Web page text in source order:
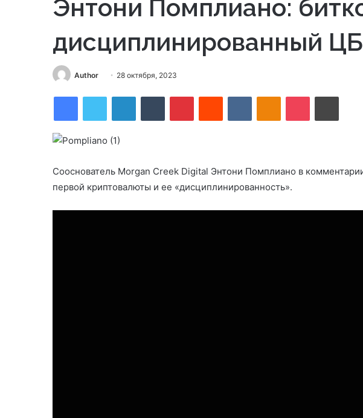
Энтони Помплиано:
дисциплинированный
Author
Send 28 октября, 2023
FacebookTwitter LinkedInTumblr PinterestReddit VKontakteOdnoklassniki
Pocket Print
Сооснователь Morgan Creek Digital Энтони Помплиано в
первой криптовалюты и ее «дисциплинированность».